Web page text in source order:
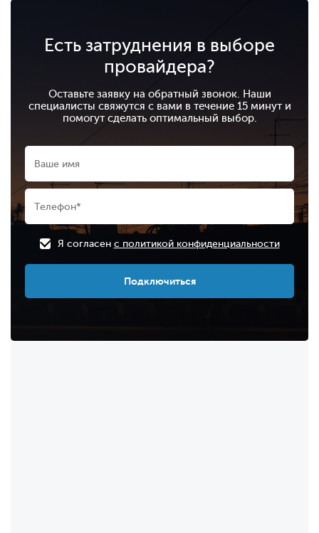
Есть затруднения в выборе
провайдера?
Оставьте заявку на обратный звонок. Наши
специалисты свяжутся с вами в течение 15 минут и
помогут сделать оптимальный выбор.
Я согласен с политикой конфиденциальности
Подключиться